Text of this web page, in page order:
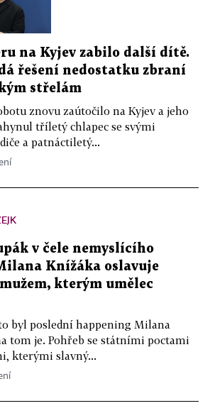
na Kyjev zabilo další dítě.
řešení nedostatku zbraní
střelám
znovu zaútočilo na Kyjev a jeho
tříletý chlapec se svými
a patnáctiletý...
v čele nemyslícího
Knížáka oslavuje
kterým umělec
byl poslední happening Milana
tom je. Pohřeb se státními poctami
kterými slavný...